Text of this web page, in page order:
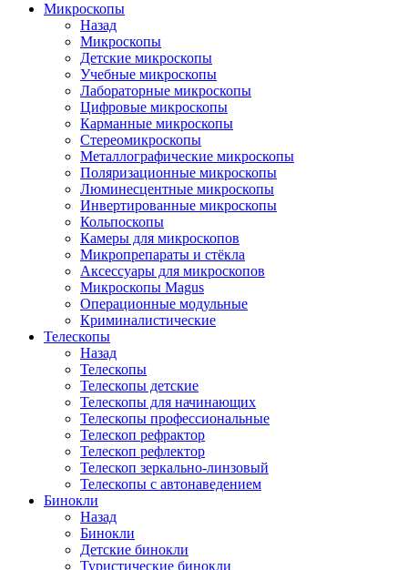
Микроскопы
Назад
Микроскопы
Детские микроскопы
Учебные микроскопы
Лабораторные микроскопы
Цифровые микроскопы
Карманные микроскопы
Стереомикроскопы
Металлографические микроскопы
Поляризационные микроскопы
Люминесцентные микроскопы
Инвертированные микроскопы
Кольпоскопы
Камеры для микроскопов
Микропрепараты и стёкла
Аксессуары для микроскопов
Микроскопы Magus
Операционные модульные
Криминалистические
Телескопы
Назад
Телескопы
Телескопы детские
Телескопы для начинающих
Телескопы профессиональные
Телескоп рефрактор
Телескоп рефлектор
Телескоп зеркально-линзовый
Телескопы с автонаведением
Бинокли
Назад
Бинокли
Детские бинокли
Туристические бинокли